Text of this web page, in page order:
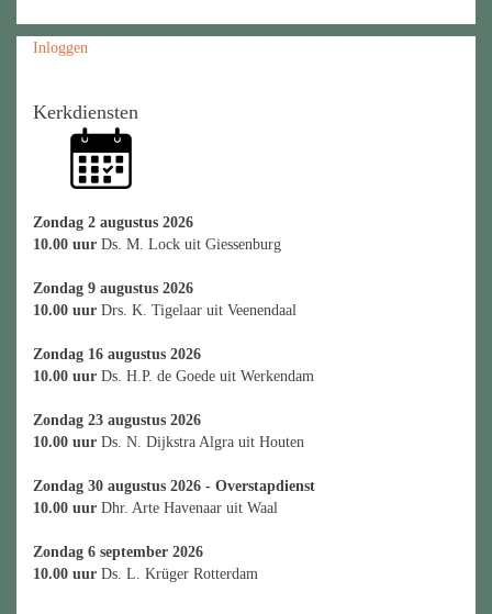
Inloggen
Kerkdiensten
Zondag 2 augustus 2026
10.00 uur Ds. M. Lock uit Giessenburg
Zondag 9 augustus 2026
10.00 uur Drs. K. Tigelaar uit Veenendaal
Zondag 16 augustus 2026
10.00 uur Ds. H.P. de Goede uit Werkendam
Zondag 23 augustus 2026
10.00 uur Ds. N. Dijkstra Algra uit Houten
Zondag 30 augustus 2026 - Overstapdienst
10.00 uur Dhr. Arte Havenaar uit Waal
Zondag 6 september 2026
10.00 uur Ds. L. Krüger Rotterdam